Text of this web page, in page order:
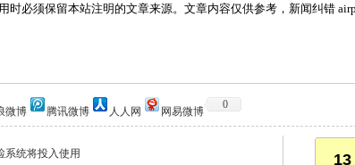
时必须保留本站注明的文章来源。文章内容仅供参考，新闻纠错
微博 腾讯微博 人人网 网易微博
0
系统将投入使用 13